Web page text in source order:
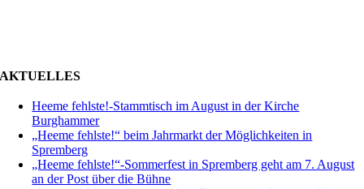
AKTUELLES
Heeme fehlste!-Stammtisch im August in der Kirche
Burghammer
„Heeme fehlste!“ beim Jahrmarkt der Möglichkeiten in
Spremberg
„Heeme fehlste!“-Sommerfest in Spremberg geht am 7. August
an der Post über die Bühne